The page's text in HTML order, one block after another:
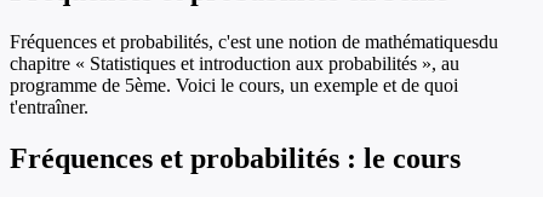
Fréquences et probabilités, c'est une notion de mathématiquesdu
chapitre « Statistiques et introduction aux probabilités », au
programme de 5ème. Voici le cours, un exemple et de quoi
t'entraîner.
Fréquences et probabilités : le cours